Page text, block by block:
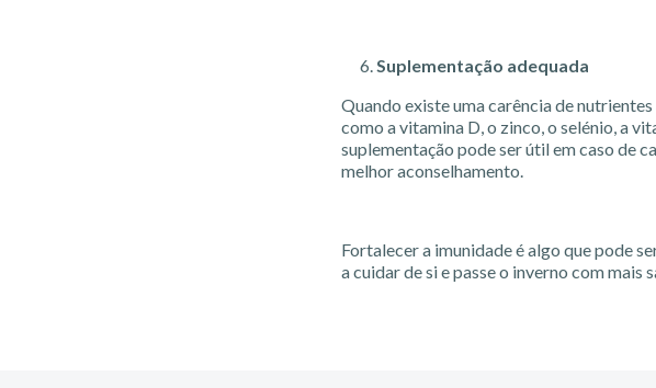
Suplementação adequada
Quando existe uma carência de
como a vitamina D, o zinco, o selénio, a
suplementação pode ser útil em caso de
melhor aconselhamento.
Fortalecer a imunidade é algo que pode
a cuidar de si e passe o inverno com mais